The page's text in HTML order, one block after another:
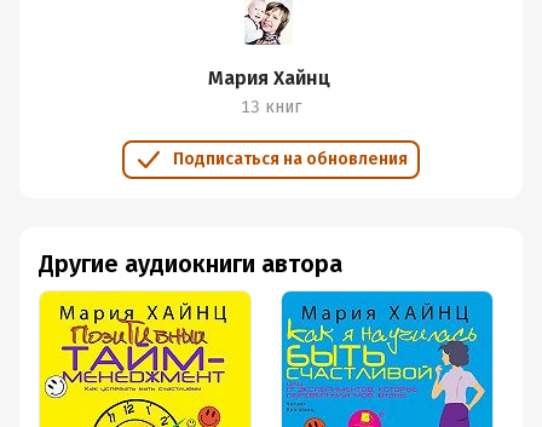
Мария Хайнц
13 книг
Подписаться на обновления
Другие аудиокниги автора